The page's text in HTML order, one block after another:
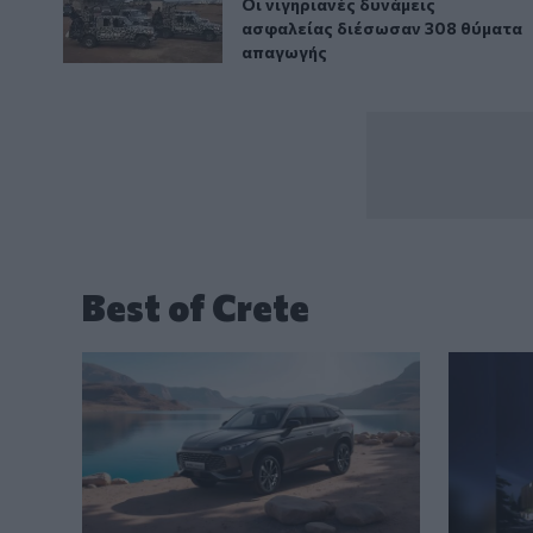
Οι νιγηριανές δυνάμεις
Οι νιγηριανές δυνάμεις
ασφαλείας διέσωσαν 308 θύματα
απαγωγής
Best of Crete